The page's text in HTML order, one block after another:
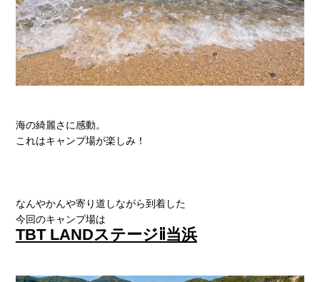
海の綺麗さに感動。
これはキャンプ場が楽しみ！
なんやかんや寄り道しながら到着した
今回のキャンプ場は
TBT LANDステージⅱ当浜